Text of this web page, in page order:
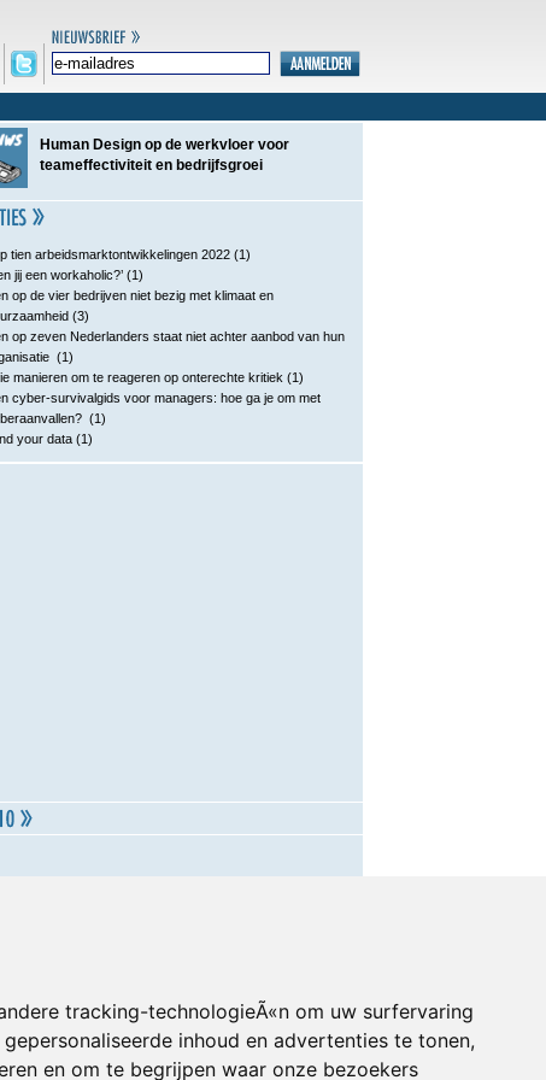
tracking-technologieÃ«n om uw surfervaring
inhoud en advertenties te tonen,
en om te begrijpen waar onze bezoekers
Human Design op de werkvloer voor
teameffectiviteit en bedrijfsgroei
tien arbeidsmarktontwikkelingen 2022 (1)
jij een workaholic?’ (1)
op de vier bedrijven niet bezig met klimaat en
(3)
op zeven Nederlanders staat niet achter aanbod van hun
(1)
manieren om te reageren op onterechte kritiek (1)
cyber-survivalgids voor managers: hoe ga je om met
(1)
your data (1)